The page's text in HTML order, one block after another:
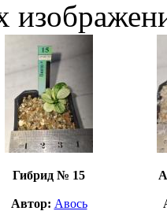
Гибрид № 15
Автор: Авось